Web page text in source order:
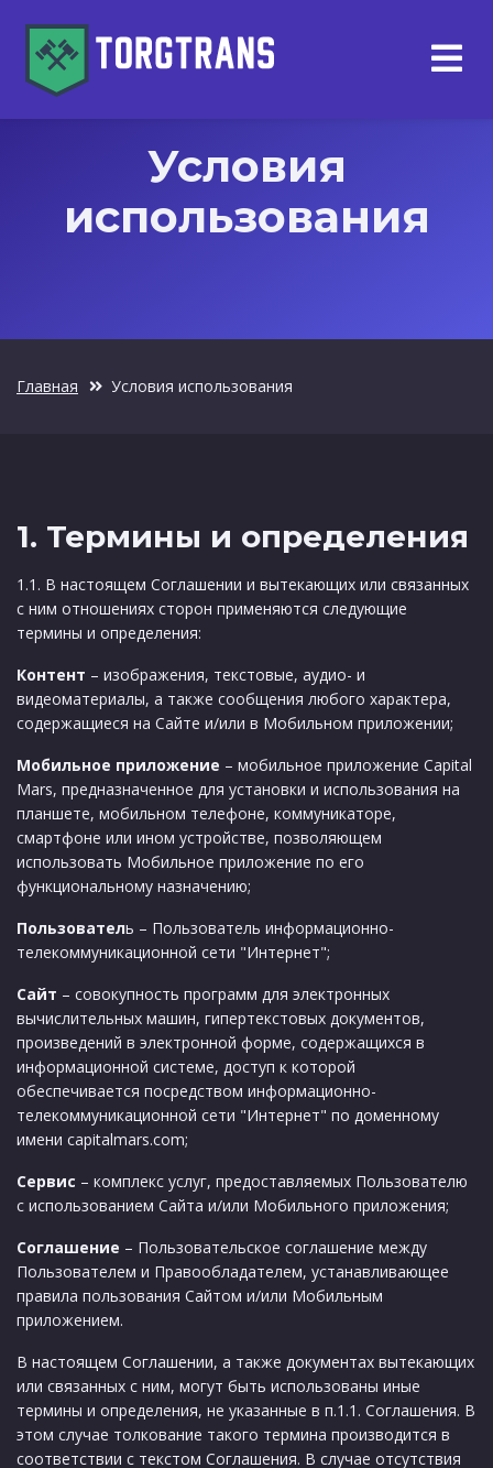
Условия
использования
Главная Условия использования
1. Термины и определения
1.1. В настоящем Соглашении и вытекающих или связанных
с ним отношениях сторон применяются следующие
термины и определения:
Контент – изображения, текстовые, аудио- и
видеоматериалы, а также сообщения любого характера,
содержащиеся на Сайте и/или в Мобильном приложении;
Мобильное приложение – мобильное приложение Capital
Mars, предназначенное для установки и использования на
планшете, мобильном телефоне, коммуникаторе,
смартфоне или ином устройстве, позволяющем
использовать Мобильное приложение по его
функциональному назначению;
Пользователь – Пользователь информационно-
телекоммуникационной сети "Интернет";
Сайт – совокупность программ для электронных
вычислительных машин, гипертекстовых документов,
произведений в электронной форме, содержащихся в
информационной системе, доступ к которой
обеспечивается посредством информационно-
телекоммуникационной сети "Интернет" по доменному
имени capitalmars.com;
Сервис – комплекс услуг, предоставляемых Пользователю
с использованием Сайта и/или Мобильного приложения;
Соглашение – Пользовательское соглашение между
Пользователем и Правообладателем, устанавливающее
правила пользования Сайтом и/или Мобильным
приложением.
В настоящем Соглашении, а также документах вытекающих
или связанных с ним, могут быть использованы иные
термины и определения, не указанные в п.1.1. Соглашения. В
этом случае толкование такого термина производится в
соответствии с текстом Соглашения. В случае отсутствия